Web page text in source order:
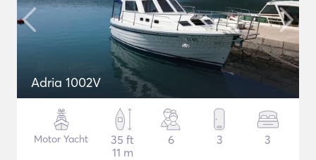
Adria 1002V
Motor Yacht
35 ft
11 m
6 3 3